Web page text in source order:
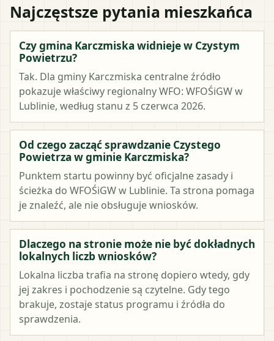
Najczęstsze pytania mieszkańca
Czy gmina Karczmiska widnieje w Czystym
Powietrzu?
Tak. Dla gminy Karczmiska centralne źródło
pokazuje właściwy regionalny WFO: WFOŚiGW w
Lublinie, według stanu z 5 czerwca 2026.
Od czego zacząć sprawdzanie Czystego
Powietrza w gminie Karczmiska?
Punktem startu powinny być oficjalne zasady i
ścieżka do WFOŚiGW w Lublinie. Ta strona pomaga
je znaleźć, ale nie obsługuje wniosków.
Dlaczego na stronie może nie być dokładnych
lokalnych liczb wniosków?
Lokalna liczba trafia na stronę dopiero wtedy, gdy
jej zakres i pochodzenie są czytelne. Gdy tego
brakuje, zostaje status programu i źródła do
sprawdzenia.